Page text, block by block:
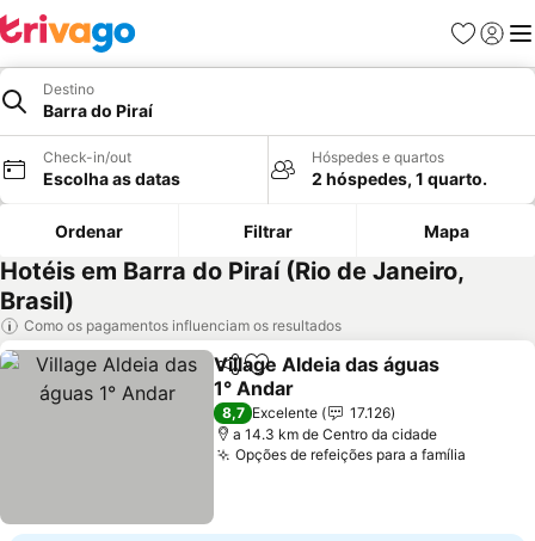
Favoritos
Iniciar
Destino
Barra do Piraí
Check-in/out
Escolha as datas
Hóspedes e quartos
2 hóspedes, 1 quarto.
Ordenar Filtrar Mapa
Hotéis em Barra do Piraí (Rio de Janeiro,
Brasil)
Como os pagamentos influenciam os resultados
PartilharAdicionar aos favoritos
Village Aldeia das águas
1° Andar
Ver preços
8,7 Excelente
17.126
a 14.3 km de Centro da cidade
Opções de refeições para a família